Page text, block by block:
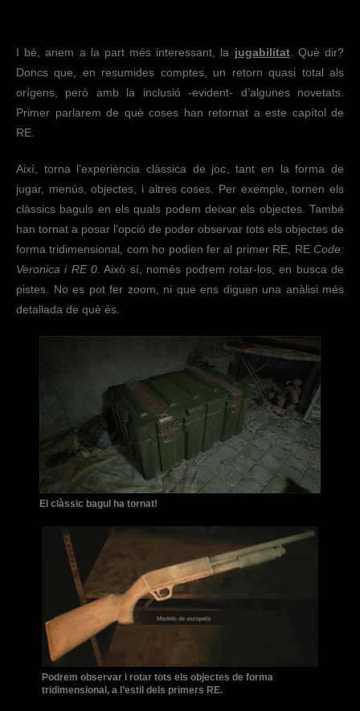
I bé, anem a la part més interessant, la jugabilitat. Què dir?
Doncs que, en resumides comptes, un retorn quasi total als
orígens, però amb la inclusió -evident- d’algunes novetats.
Primer parlarem de què coses han retornat a este capítol de
RE.
Així, torna l’experiència clàssica de joc, tant en la forma de
jugar, menús, objectes, i altres coses. Per exemple, tornen els
clàssics baguls en els quals podem deixar els objectes. També
han tornat a posar l’opció de poder observar tots els objectes de
forma tridimensional, com ho podien fer al primer RE, RE Code:
Veronica i RE 0. Això sí, només podrem rotar-los, en busca de
pistes. No es pot fer zoom, ni que ens diguen una anàlisi més
detallada de què és.
El clàssic bagul ha tornat!
Podrem observar i rotar tots els objectes de forma
tridimensional, a l’estil dels primers RE.